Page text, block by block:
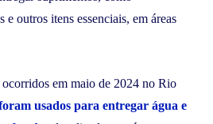
e outros itens essenciais, em áreas
em maio de 2024 no Rio
usados para entregar água e